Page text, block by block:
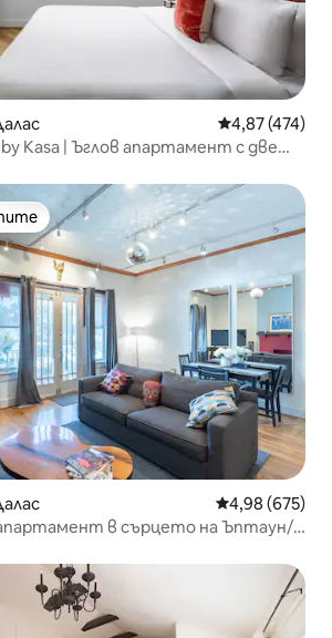
Средна
4,87 (474)
by Kasa | Ъглов апартамент с две
на гостите
Средна
4,98 (675)
в сърцето на Ъптаун/